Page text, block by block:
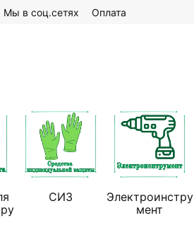
Мы в соц.сетях Оплата
СИЗ
Электроинстру
мент